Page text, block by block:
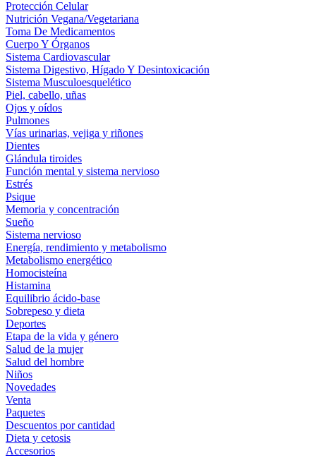
Protección Celular
Nutrición Vegana/Vegetariana
Toma De Medicamentos
Cuerpo Y Órganos
Sistema Cardiovascular
Sistema Digestivo, Hígado Y Desintoxicación
Sistema Musculoesquelético
Piel, cabello, uñas
Ojos y oídos
Pulmones
Vías urinarias, vejiga y riñones
Dientes
Glándula tiroides
Función mental y sistema nervioso
Estrés
Psique
Memoria y concentración
Sueño
Sistema nervioso
Energía, rendimiento y metabolismo
Metabolismo energético
Homocisteína
Histamina
Equilibrio ácido-base
Sobrepeso y dieta
Deportes
Etapa de la vida y género
Salud de la mujer
Salud del hombre
Niños
Novedades
Venta
Paquetes
Descuentos por cantidad
Dieta y cetosis
Accesorios